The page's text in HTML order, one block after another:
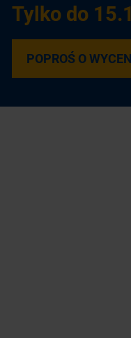
Tylko do
POPROŚ O